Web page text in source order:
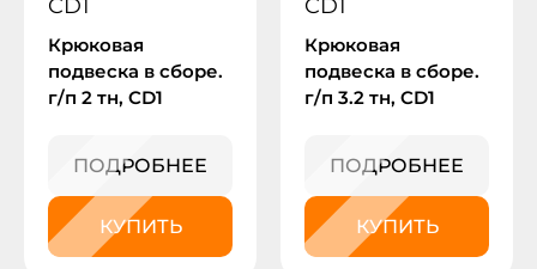
Крюковая
подвеска в сборе.
г/п 2 тн, CD1
ПОДРОБНЕЕ
КУПИТЬ
Крюковая
подвеска в сборе.
г/п 3.2 тн, CD1
ПОДРОБНЕЕ
КУПИТЬ